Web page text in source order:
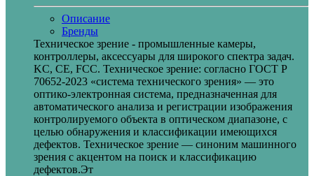
Описание
Бренды
Техническое зрение - промышленные камеры,
контроллеры, аксессуары для широкого спектра задач.
KC, CE, FCC. Техническое зрение: согласно ГОСТ Р
70652-2023 «система технического зрения» — это
оптико-электронная система, предназначенная для
автоматического анализа и регистрации изображения
контролируемого объекта в оптическом диапазоне, с
целью обнаружения и классификации имеющихся
дефектов. Техническое зрение — синоним машинного
зрения с акцентом на поиск и классификацию
дефектов.Эт